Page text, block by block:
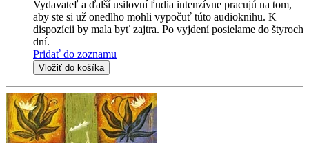
Vydavateľ a ďalší usilovní ľudia intenzívne pracujú na tom,
aby ste si už onedlho mohli vypočuť túto audioknihu. K
dispozícii by mala byť zajtra. Po vyjdení posielame do štyroch
dní.
Pridať do zoznamu
Vložiť do košíka